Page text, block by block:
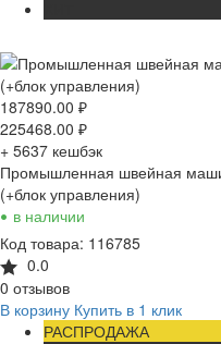
187890.00 ₽
225468.00 ₽
+ 5637 кешбэк
Промышленная швейная
(+блок управления)
• в наличии
Код товара: 116785
0.0
0 отзывов
В корзину Купить в 1 клик
РАСПРОДАЖА